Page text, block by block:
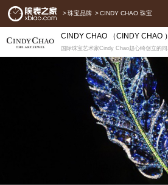
> 珠宝品牌 > CINDY CHAO 珠宝
CINDY CHAO （CINDY CHAO ）